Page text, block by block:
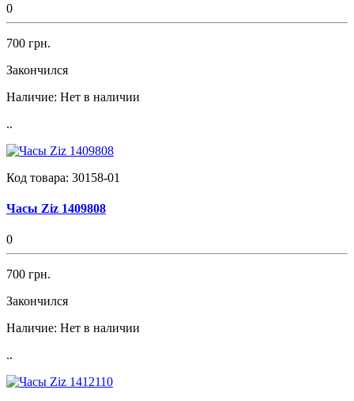
0
700 грн.
Закончился
Наличие: Нет в наличии
..
Код товара: 30158-01
Часы Ziz 1409808
0
700 грн.
Закончился
Наличие: Нет в наличии
..